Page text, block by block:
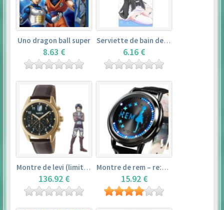
Uno dragon ball super
8.63 €
Serviette de bain de rem (120×60cm) – re:zero kara hajimeru isekai seikatsu
6.16 €
Montre de levi (limited edition) – shingeki no kyojin
136.92 €
Montre de rem – re:zero kara hajimeru isekai seikatsu
15.92 €